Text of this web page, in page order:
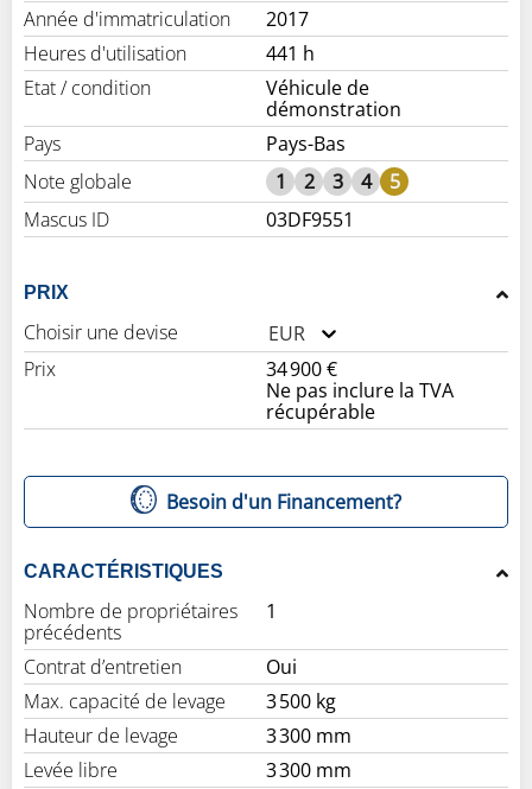
Année d'immatriculation
2017
Heures d'utilisation
441 h
Etat / condition
Véhicule de
démonstration
Pays
Pays-Bas
Note globale
1 2 3 4
5
Mascus ID
03DF9551
PRIX
Choisir une devise
EUR
Prix
34 900 €
Ne pas inclure la TVA
récupérable
Besoin d'un Financement?
CARACTÉRISTIQUES
Nombre de propriétaires
précédents
1
Contrat d’entretien
Oui
Max. capacité de levage
3 500 kg
Hauteur de levage
3 300 mm
Levée libre
3 300 mm